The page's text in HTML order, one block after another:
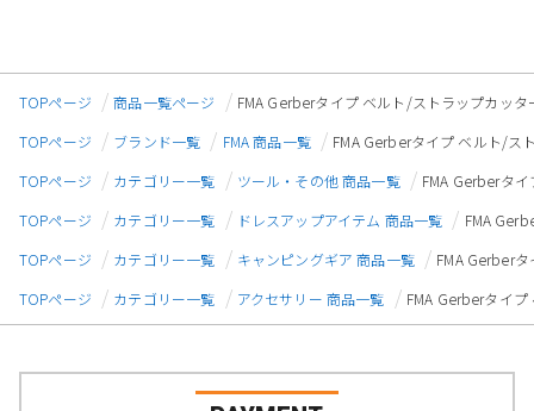
TOPページ 商品一覧ページ
FMA Gerberタイプ ベルト/ストラップカッ
TOPページ
ブランド一覧 FMA 商品一覧
FMA Gerberタイプ ベルト/ス
TOPページ
カテゴリー一覧 ツール・その他 商品一覧
FMA Gerberタ
TOPページ
カテゴリー一覧 ドレスアップアイテム 商品一覧
FMA
TOPページ
カテゴリー一覧 キャンピングギア 商品一覧
FMA Gerber
TOPページ
カテゴリー一覧 アクセサリー 商品一覧 FMA Gerberタイ